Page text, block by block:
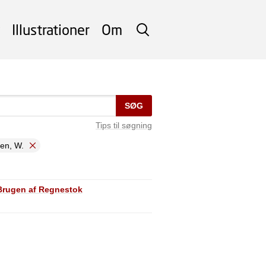
SØG
Illustrationer Om
SØG
Tips til søgning
W.
af Regnestok